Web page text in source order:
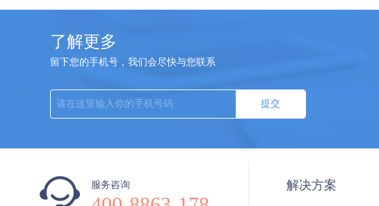
了解更多
留下您的手机号，我们会尽快与您联系
提交
服务咨询 解决方案